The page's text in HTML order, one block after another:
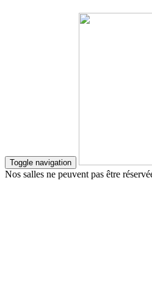
Toggle navigation
Nos salles ne peuvent pas être